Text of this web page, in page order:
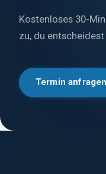
Kostenloses 30-
zu, du
Termin anfragen